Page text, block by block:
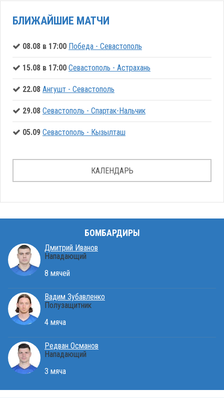
БЛИЖАЙШИЕ МАТЧИ
08.08 в 17:00 Победа - Севастополь
15.08 в 17:00 Севастополь - Астрахань
22.08 Ангушт - Севастополь
29.08 Севастополь - Спартак-Нальчик
05.09 Севастополь - Кызылташ
КАЛЕНДАРЬ
БОМБАРДИРЫ
Дмитрий Иванов
Нападающий
8 мячей
Вадим Зубавленко
Полузащитник
4 мяча
Редван Османов
Нападающий
3 мяча